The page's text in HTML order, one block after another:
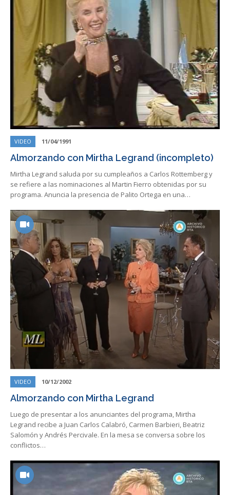
VIDEO 11/04/1991
Almorzando con Mirtha Legrand (incompleto)
Mirtha Legrand saluda por su cumpleaños a Carlos Rottemberg y
se refiere a las nominaciones al Martin Fierro obtenidas por su
programa. Anuncia la presencia de Palito Ortega en una…
VIDEO 10/12/2002
Almorzando con Mirtha Legrand
Luego de presentar a los anunciantes del programa, Mirtha
Legrand recibe a Juan Carlos Calabró, Carmen Barbieri, Beatriz
Salomón y Andrés Percivale. En la mesa se conversa sobre los
conflictos…